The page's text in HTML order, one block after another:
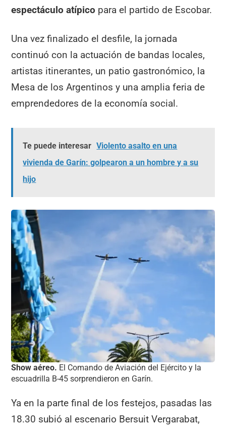
espectáculo atípico para el partido de Escobar.
Una vez finalizado el desfile, la jornada
continuó con la actuación de bandas locales,
artistas itinerantes, un patio gastronómico, la
Mesa de los Argentinos y una amplia feria de
emprendedores de la economía social.
Te puede interesar Violento asalto en una
vivienda de Garín: golpearon a un hombre y a su
hijo
Show aéreo. El Comando de Aviación del Ejército y la
escuadrilla B-45 sorprendieron en Garín.
Ya en la parte final de los festejos, pasadas las
18.30 subió al escenario Bersuit Vergarabat,